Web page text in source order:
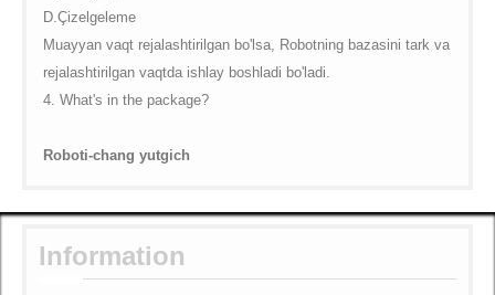
D.Çizelgeleme
Muayyan vaqt rejalashtirilgan bo'lsa, Robotning bazasini tark va
rejalashtirilgan vaqtda ishlay boshladi bo'ladi.
4. What's in the package?
Roboti-chang yutgich
Information